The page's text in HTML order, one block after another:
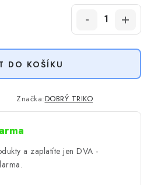
DO KOŠÍKU
Značka:DOBRÝ TRIKO
a zaplatíte jen DVA -